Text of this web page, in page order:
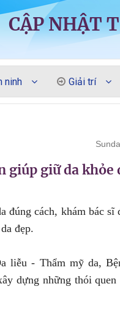
CẬP NHẬT
ninh Giải trí
giúp giữ da khỏe
đúng cách, khám bác
đẹp.
liễu - Thẩm mỹ da,
dựng những thói